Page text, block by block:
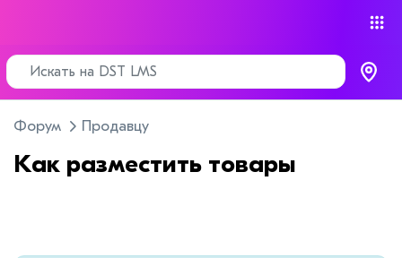
Форум Продавцу
Как разместить товары